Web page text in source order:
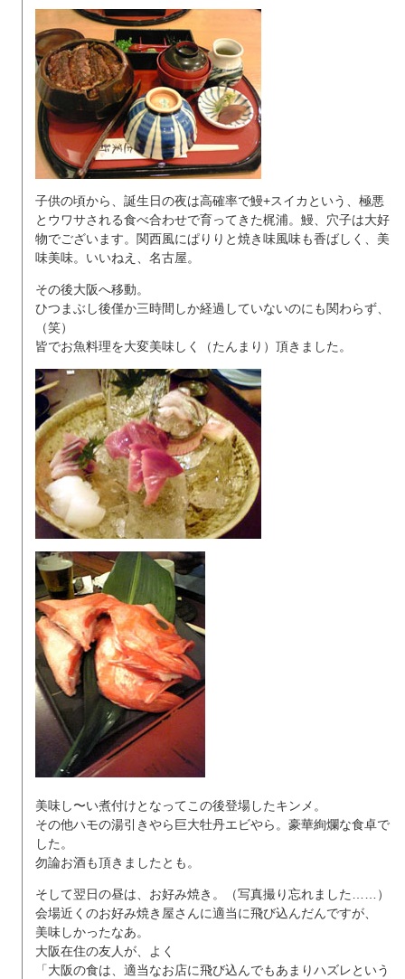
子供の頃から、誕生日の夜は高確率で鰻+スイカという、極悪
とウワサされる食べ合わせで育ってきた梶浦。鰻、穴子は大好
物でございます。関西風にぱりりと焼き味風味も香ばしく、美
味美味。いいねえ、名古屋。
その後大阪へ移動。
ひつまぶし後僅か三時間しか経過していないのにも関わらず、
（笑）
皆でお魚料理を大変美味しく（たんまり）頂きました。
美味し〜い煮付けとなってこの後登場したキンメ。
その他ハモの湯引きやら巨大牡丹エビやら。豪華絢爛な食卓で
した。
勿論お酒も頂きましたとも。
そして翌日の昼は、お好み焼き。（写真撮り忘れました……）
会場近くのお好み焼き屋さんに適当に飛び込んだんですが、
美味しかったなあ。
大阪在住の友人が、よく
「大阪の食は、適当なお店に飛び込んでもあまりハズレという